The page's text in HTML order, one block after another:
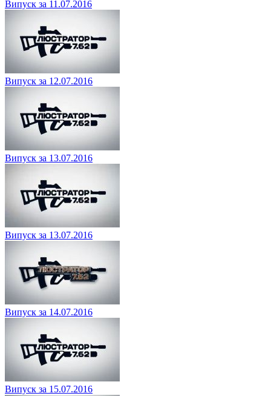
Випуск за 11.07.2016
Випуск за 12.07.2016
Випуск за 13.07.2016
Випуск за 13.07.2016
Випуск за 14.07.2016
Випуск за 15.07.2016